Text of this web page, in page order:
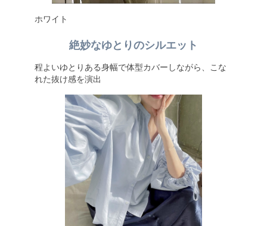
ホワイト
絶妙なゆとりのシルエット
程よいゆとりある身幅で体型カバーしながら、こな
れた抜け感を演出